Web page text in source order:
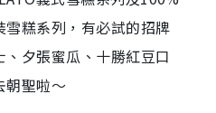
糕系列，有必試的招牌
夕張蜜瓜、十勝紅豆口
朝聖啦～